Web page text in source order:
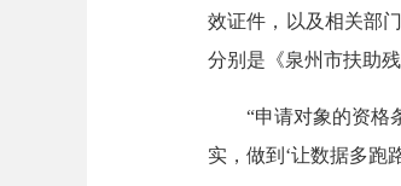
效证件，以及相关部
分别是《泉州市扶助
“申请对象的资格条
实，做到‘让数据多跑